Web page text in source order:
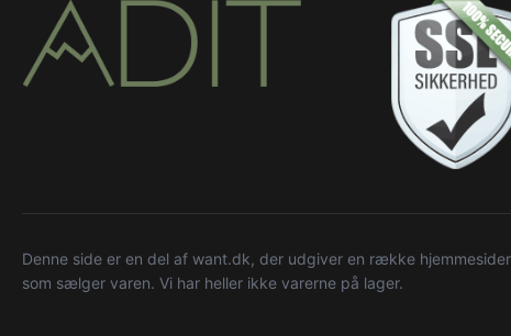
Denne side er en del af want.dk, der udgiver en række
som sælger varen. Vi har heller ikke varerne på lager.